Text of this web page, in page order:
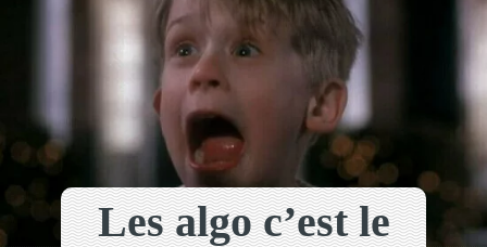
Les algo c’est le